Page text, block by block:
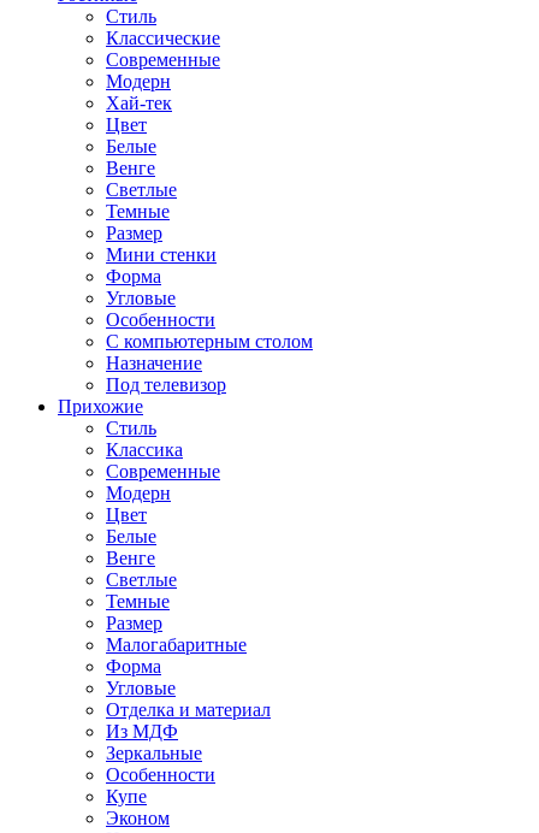
Стиль
Классические
Современные
Модерн
Хай-тек
Цвет
Белые
Венге
Светлые
Темные
Размер
Мини стенки
Форма
Угловые
Особенности
С компьютерным столом
Назначение
Под телевизор
Прихожие
Стиль
Классика
Современные
Модерн
Цвет
Белые
Венге
Светлые
Темные
Размер
Малогабаритные
Форма
Угловые
Отделка и материал
Из МДФ
Зеркальные
Особенности
Купе
Эконом